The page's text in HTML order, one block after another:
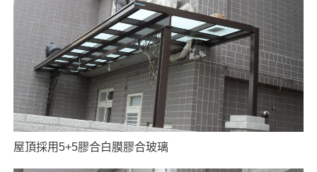
屋頂採用5+5膠合白膜膠合玻璃